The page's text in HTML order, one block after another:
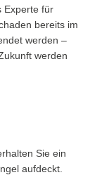
Experte für
bereits im
werden –
werden
Sie ein
aufdeckt.